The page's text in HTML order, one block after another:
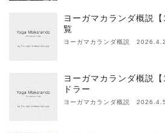
ヨーガマカランダ概説
覧
ヨーガマカランダ概説
ヨーガマカランダ概説
ドラー
ヨーガマカランダ概説 2026.4.5